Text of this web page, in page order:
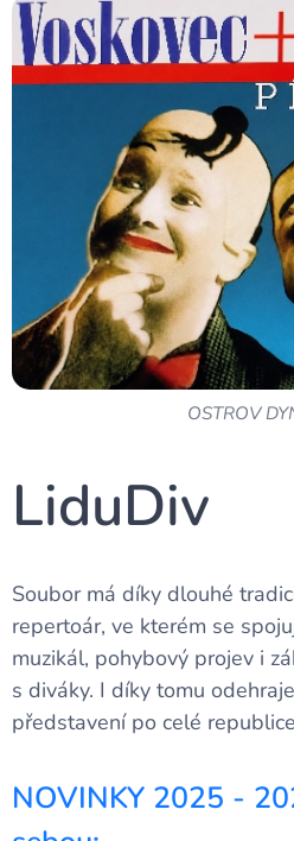
OSTROV
LiduDiv
Soubor má díky dlouhé
repertoár, ve kterém se
muzikál, pohybový projev i
s diváky. I díky tomu
představení po celé
NOVINKY 2025 -